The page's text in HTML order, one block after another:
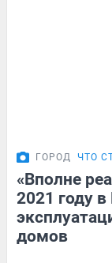
ГОРОД ЧТО
«Вполне
2021 году
домов